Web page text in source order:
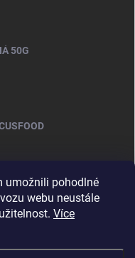
umožnili pohodlné
webu neustále
Více
50G
údajů Kontakty